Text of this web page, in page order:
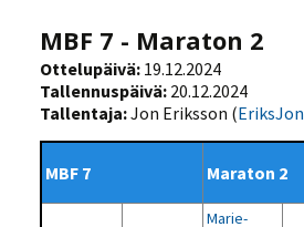
MBF 7 - Maraton 2
Ottelupäivä: 19.12.2024
Tallennuspäivä: 20.12.2024
Tallentaja:Jon Eriksson (EriksJon
MBF 7 Maraton 2
Marie-